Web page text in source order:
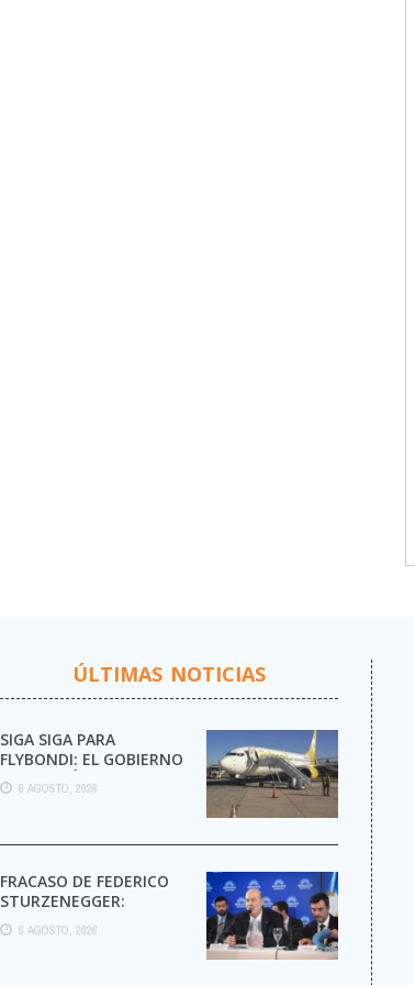
ÚLTIMAS NOTICIAS
SIGA SIGA PARA
FLYBONDI: EL GOBIERNO
AUTORIZÓ LA VENTA DE
MÁS PASAJES
6 AGOSTO, 2026
FRACASO DE FEDERICO
STURZENEGGER:
6 AGOSTO, 2026